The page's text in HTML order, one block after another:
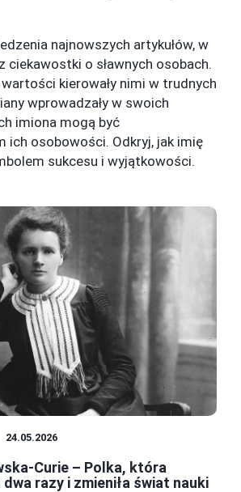
najnowszych artykułów, w
ciekawostki o sławnych osobach.
kierowały nimi w trudnych
wprowadzały w swoich
imiona mogą być
ich osobowości. Odkryj, jak imię
sukcesu i wyjątkowości.
24.05.2026
Curie – Polka, która
razy i zmieniła świat nauki